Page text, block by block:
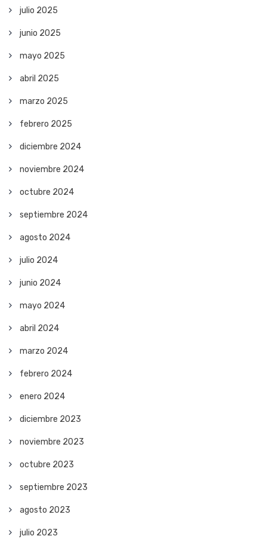
julio 2025
junio 2025
mayo 2025
abril 2025
marzo 2025
febrero 2025
diciembre 2024
noviembre 2024
octubre 2024
septiembre 2024
agosto 2024
julio 2024
junio 2024
mayo 2024
abril 2024
marzo 2024
febrero 2024
enero 2024
diciembre 2023
noviembre 2023
octubre 2023
septiembre 2023
agosto 2023
julio 2023